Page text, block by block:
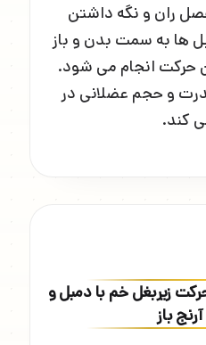
ران و نگه داشتن
ها به سمت بدن و باز
حرکت انجام می شود.
و حجم عضلانی در
کند.
زیربغل خم با دمبل و
آرنج باز